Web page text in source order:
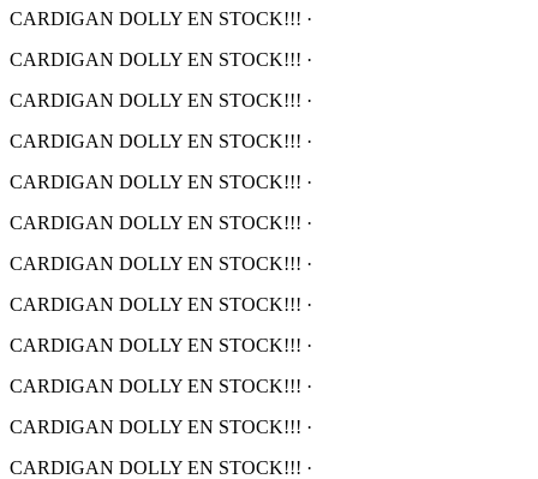
CARDIGAN DOLLY EN STOCK!!! ·
CARDIGAN DOLLY EN STOCK!!! ·
CARDIGAN DOLLY EN STOCK!!! ·
CARDIGAN DOLLY EN STOCK!!! ·
CARDIGAN DOLLY EN STOCK!!! ·
CARDIGAN DOLLY EN STOCK!!! ·
CARDIGAN DOLLY EN STOCK!!! ·
CARDIGAN DOLLY EN STOCK!!! ·
CARDIGAN DOLLY EN STOCK!!! ·
CARDIGAN DOLLY EN STOCK!!! ·
CARDIGAN DOLLY EN STOCK!!! ·
CARDIGAN DOLLY EN STOCK!!! ·